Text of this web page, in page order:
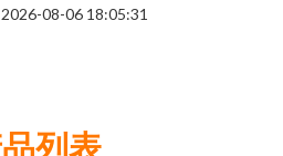
08-06 18:05:31
列表